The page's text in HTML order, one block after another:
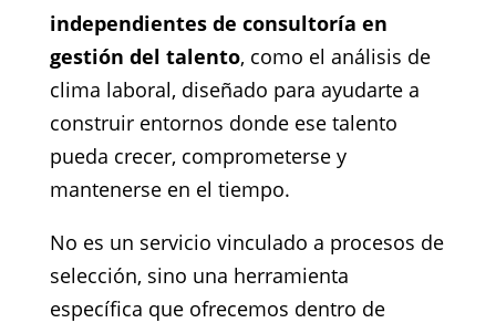
independientes de consultoría en
gestión del talento, como el análisis de
clima laboral, diseñado para ayudarte a
construir entornos donde ese talento
pueda crecer, comprometerse y
mantenerse en el tiempo.
No es un servicio vinculado a procesos de
selección, sino una herramienta
específica que ofrecemos dentro de